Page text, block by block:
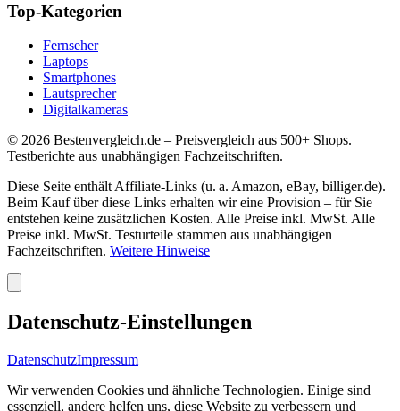
Top-Kategorien
Fernseher
Laptops
Smartphones
Lautsprecher
Digitalkameras
© 2026 Bestenvergleich.de – Preisvergleich aus 500+ Shops.
Testberichte aus unabhängigen Fachzeitschriften.
Diese Seite enthält Affiliate-Links (u. a. Amazon, eBay, billiger.de).
Beim Kauf über diese Links erhalten wir eine Provision – für Sie
entstehen keine zusätzlichen Kosten. Alle Preise inkl. MwSt. Alle
Preise inkl. MwSt. Testurteile stammen aus unabhängigen
Fachzeitschriften. Weitere Hinweise
Datenschutz-Einstellungen
DatenschutzImpressum
Wir verwenden Cookies und ähnliche Technologien. Einige sind
essenziell, andere helfen uns, diese Website zu verbessern und